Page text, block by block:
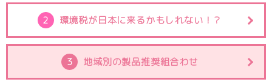
2 環境税が日本に来るかもしれない！？
3 地域別の製品推奨組合わせ